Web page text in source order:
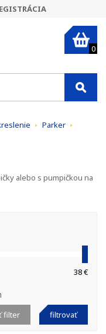
0
Parker
alebo s pumpičkou na
38 €
filtrovať
filter